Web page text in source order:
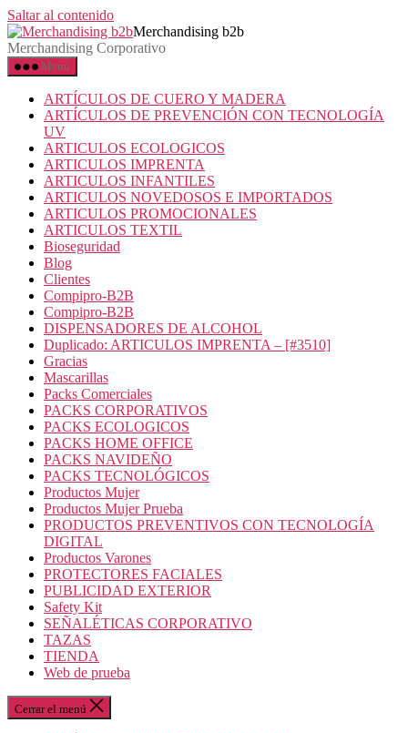
Saltar al contenido
Merchandising b2b
Merchandising Corporativo
Menú
ARTÍCULOS DE CUERO Y MADERA
ARTÍCULOS DE PREVENCIÓN CON TECNOLOGÍA
UV
ARTICULOS ECOLOGICOS
ARTICULOS IMPRENTA
ARTICULOS INFANTILES
ARTICULOS NOVEDOSOS E IMPORTADOS
ARTICULOS PROMOCIONALES
ARTICULOS TEXTIL
Bioseguridad
Blog
Clientes
Compipro-B2B
Compipro-B2B
DISPENSADORES DE ALCOHOL
Duplicado: ARTICULOS IMPRENTA – [#3510]
Gracias
Mascarillas
Packs Comerciales
PACKS CORPORATIVOS
PACKS ECOLOGICOS
PACKS HOME OFFICE
PACKS NAVIDEÑO
PACKS TECNOLÓGICOS
Productos Mujer
Productos Mujer Prueba
PRODUCTOS PREVENTIVOS CON TECNOLOGÍA
DIGITAL
Productos Varones
PROTECTORES FACIALES
PUBLICIDAD EXTERIOR
Safety Kit
SEÑALÉTICAS CORPORATIVO
TAZAS
TIENDA
Web de prueba
Cerrar el menú